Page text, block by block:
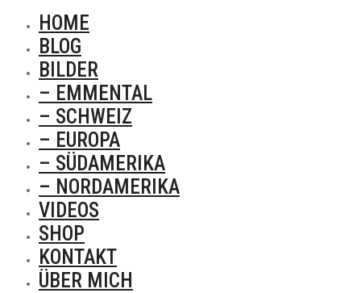
HOME
BLOG
BILDER
– EMMENTAL
– SCHWEIZ
– EUROPA
– SÜDAMERIKA
– NORDAMERIKA
VIDEOS
SHOP
KONTAKT
ÜBER MICH